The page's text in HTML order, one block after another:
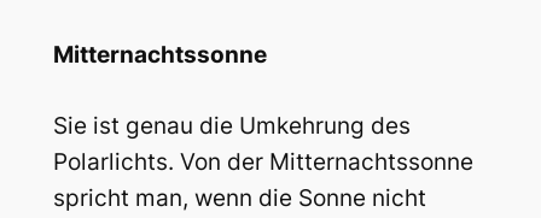
Mitternachtssonne
Sie ist genau die Umkehrung des
Polarlichts. Von der Mitternachtssonne
spricht man, wenn die Sonne nicht